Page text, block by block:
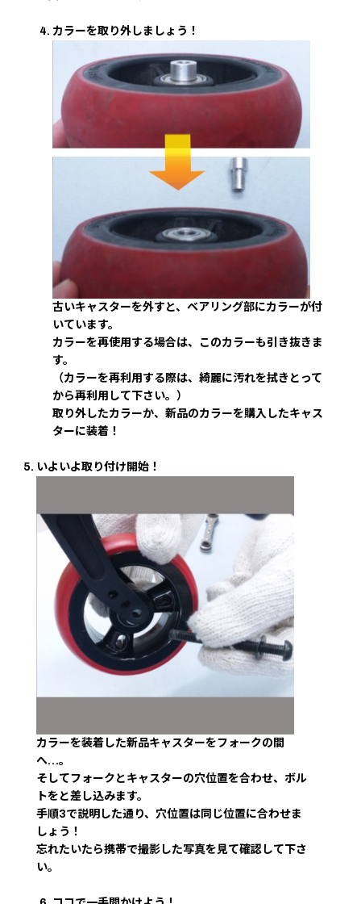
カラーを取り外しましょう！
古いキャスターを外すと、ベアリング部にカラーが付
いています。
カラーを再使用する場合は、このカラーも引き抜きま
す。
（カラーを再利用する際は、綺麗に汚れを拭きとって
から再利用して下さい。）
取り外したカラーか、新品のカラーを購入したキャス
ターに装着！
いよいよ取り付け開始！
カラーを装着した新品キャスターをフォークの間
へ…。
そしてフォークとキャスターの穴位置を合わせ、ボル
トをと差し込みます。
手順3で説明した通り、穴位置は同じ位置に合わせま
しょう！
忘れたいたら携帯で撮影した写真を見て確認して下さ
い。